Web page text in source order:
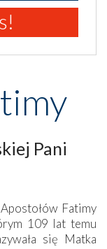
Pani
Fatimy
109 lat temu
się Matka